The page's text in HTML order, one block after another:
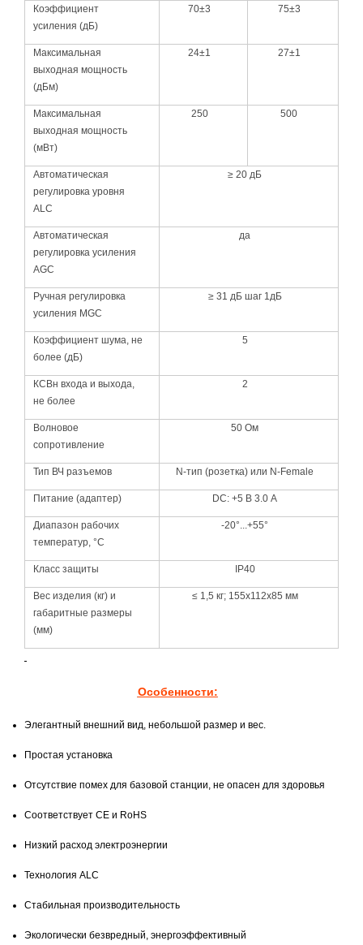
Коэффициент
усиления (дБ)
70±3 75±3
Максимальная
выходная мощность
(дБм)
24±1 27±1
Максимальная
выходная мощность
(мВт)
250 500
Автоматическая
регулировка уровня
ALC
≥ 20 дБ
Автоматическая
регулировка усиления
AGC
да
Ручная регулировка
усиления MGC
≥ 31 дБ шаг 1дБ
Коэффициент шума, не
более (дБ)
5
КСВн входа и выхода,
не более
2
Волновое
сопротивление
50 Ом
Тип ВЧ разъемов N-тип (розетка) или N-Female
Питание (адаптер) DC: +5 В 3.0 А
Диапазон рабочих
температур, °С
-20°...+55°
Класс защиты IP40
Вес изделия (кг) и
габаритные размеры
(мм)
≤ 1,5 кг; 155х112х85 мм
Особенности:
Элегантный внешний вид, небольшой размер и вес.
Простая установка
Отсутствие помех для базовой станции, не опасен для здоровья
Соответствует CE и RoHS
Низкий расход электроэнергии
Технология ALC
Стабильная производительность
Экологически безвредный, энергоэффективный